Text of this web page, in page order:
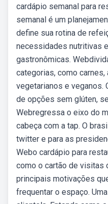
cardápio semanal para
semanal é um
define sua rotina de
necessidades nutritivas
gastronômicas.
categorias, como
vegetarianos e veganos.
de opções sem glúten,
Webregressa o eixo do
cabeça com a tap. O
twitter e para as
Webo cardápio para
como o cartão de visitas
principais motivações
frequentar o espaço.